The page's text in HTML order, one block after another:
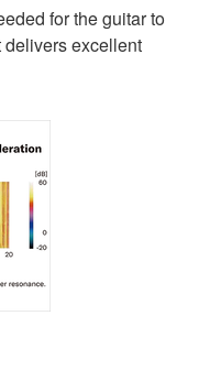
for the guitar to
excellent